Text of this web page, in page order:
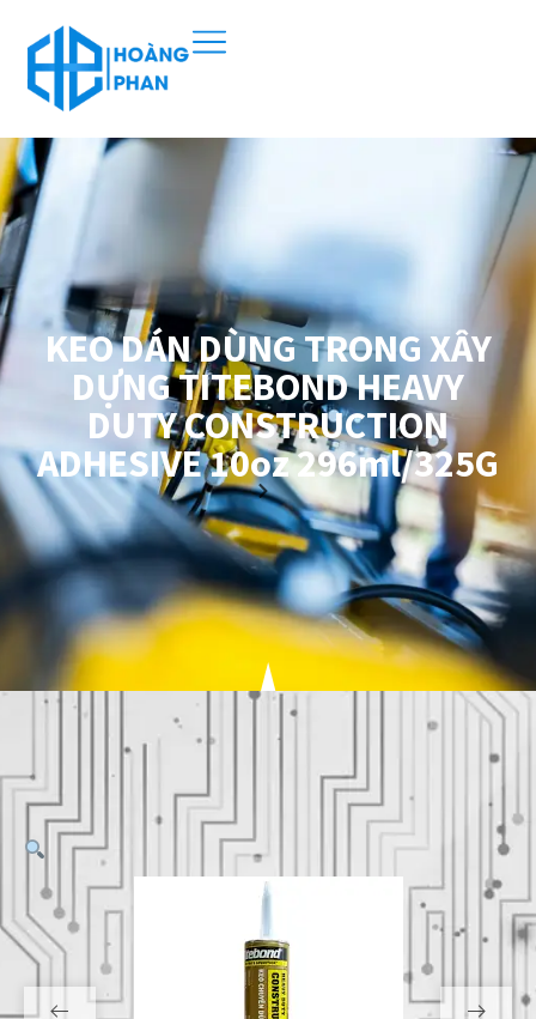
KEO DÁN DÙNG TRONG XÂY
DỰNG TITEBOND HEAVY
DUTY CONSTRUCTION
ADHESIVE 10oz 296ml/325G